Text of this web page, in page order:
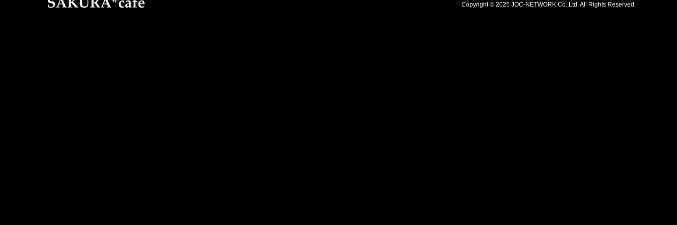
Copyright © 2026 JOC-NETWORK Co.,Ltd. All Rights Reserved.